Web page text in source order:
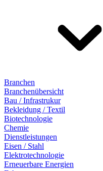
Branchen
Branchenübersicht
Bau / Infrastrukur
Bekleidung / Textil
Biotechnologie
Chemie
Dienstleistungen
Eisen / Stahl
Elektrotechnologie
Erneuerbare Energien